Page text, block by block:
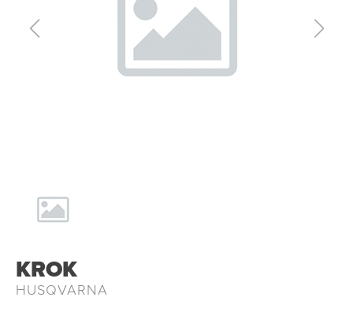
KROK
HUSQVARNA